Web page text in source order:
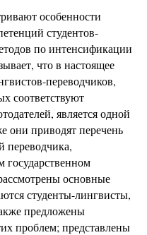
особенности
студентов-
по интенсификации
что в настоящее
переводчиков,
соответствуют
является одной
они приводят перечень
переводчика,
государственном
основные
студенты-лингвисты,
предложены
проблем; представлены